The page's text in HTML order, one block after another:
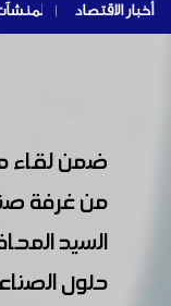
أخبار الاقتصاد |
ضمن لقاء
من غرفة
السيد
حلول الصناعة